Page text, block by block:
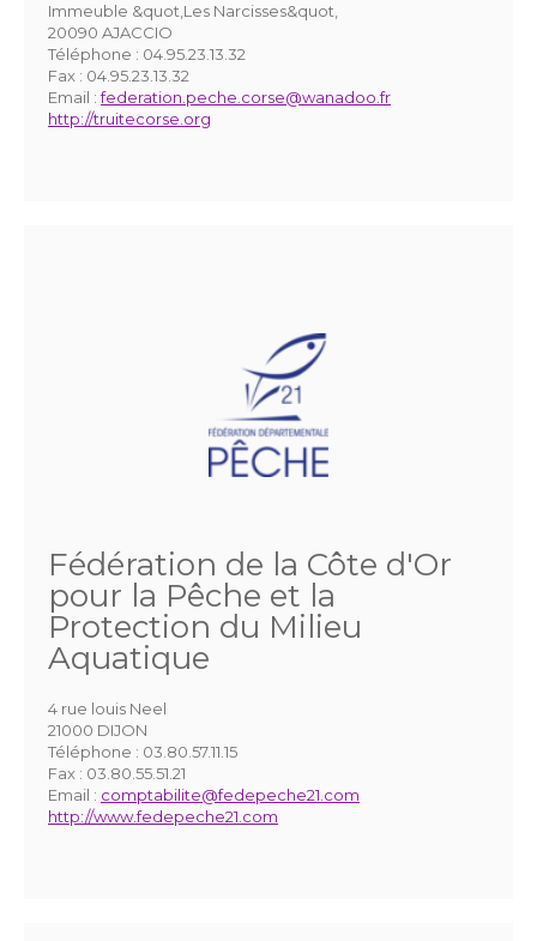
Immeuble &quot,Les Narcisses&quot,
20090 AJACCIO
Téléphone : 04.95.23.13.32
Fax : 04.95.23.13.32
Email :federation.peche.corse@wanadoo.fr
http://truitecorse.org
Fédération de la Côte d'Or
pour la Pêche et la
Protection du Milieu
Aquatique
4 rue louis Neel
21000 DIJON
Téléphone : 03.80.57.11.15
Fax : 03.80.55.51.21
Email : comptabilite@fedepeche21.com
http://www.fedepeche21.com